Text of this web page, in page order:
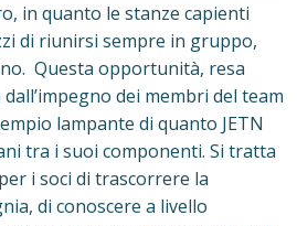
in quanto le stanze capienti
di riunirsi sempre in gruppo,
Questa opportunità, resa
dei membri del team
lampante di quanto JETN
tra i suoi componenti. Si tratta
i soci di trascorrere la
di conoscere a livello